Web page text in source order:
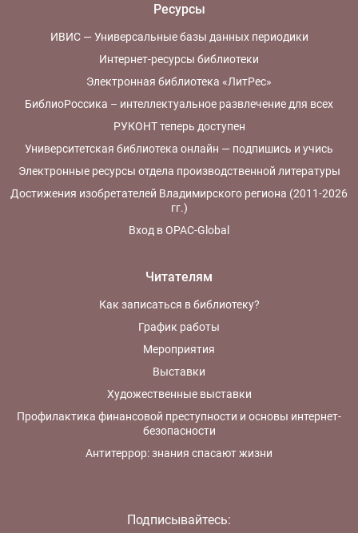
Ресурсы
ИВИС — Универсальные базы данных периодики
Интернет-ресурсы библиотеки
Электронная библиотека «ЛитРес»
БиблиоРоссика – интеллектуальное развлечение для всех
РУКОНТ теперь доступен
Университетская библиотека онлайн — подпишись и учись
Электронные ресурсы отдела производственной литературы
Достижения изобретателей Владимирского региона (2011-2026
гг.)
Вход в OPAC-Global
Читателям
Как записаться в библиотеку?
График работы
Мероприятия
Выставки
Художественные выставки
Профилактика финансовой преступности и основы интернет-
безопасности
Антитеррор: знания спасают жизни
Подписывайтесь: